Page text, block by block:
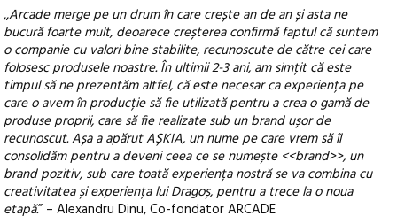
,,Arcade merge pe un drum în care crește an de an și asta ne
bucură foarte mult, deoarece creșterea confirmă faptul că suntem
o companie cu valori bine stabilite, recunoscute de către cei care
folosesc produsele noastre. În ultimii 2-3 ani, am simțit că este
timpul să ne prezentăm altfel, că este necesar ca experiența pe
care o avem în producție să fie utilizată pentru a crea o gamă de
produse proprii, care să fie realizate sub un brand ușor de
recunoscut. Așa a apărut AȘKIA, un nume pe care vrem să îl
consolidăm pentru a deveni ceea ce se numește <<brand>>, un
brand pozitiv, sub care toată experiența nostră se va combina cu
creativitatea și experiența lui Dragoș, pentru a trece la o noua
etapă.” – Alexandru Dinu, Co-fondator ARCADE